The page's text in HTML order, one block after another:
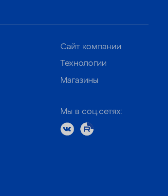
Сайт компании
Технологии
Магазины
Мы в соц.сетях: